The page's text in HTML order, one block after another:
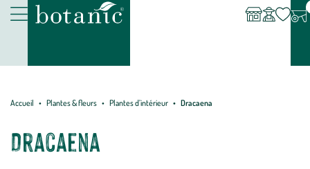
page
Nos
animalerie,
décoration,
botanic®
Accueil Plantes & fleurs Plantes d’intérieur Dracaena
Dracaena